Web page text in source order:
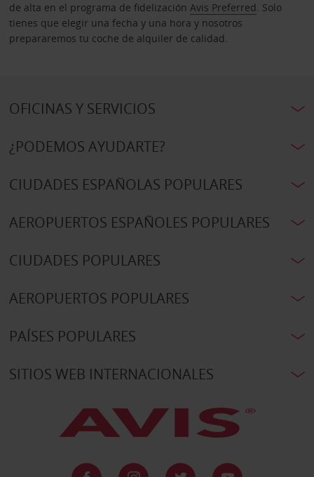
de alta en el programa de fidelización Avis Preferred. Solo
tienes que elegir una fecha y una hora y nosotros
prepararemos tu coche de alquiler de calidad.
OFICINAS Y SERVICIOS
¿PODEMOS AYUDARTE?
CIUDADES ESPAÑOLAS POPULARES
AEROPUERTOS ESPAÑOLES POPULARES
CIUDADES POPULARES
AEROPUERTOS POPULARES
PAÍSES POPULARES
SITIOS WEB INTERNACIONALES